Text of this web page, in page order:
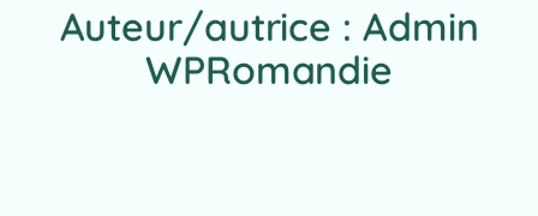
Auteur/autrice : Admin
WPRomandie